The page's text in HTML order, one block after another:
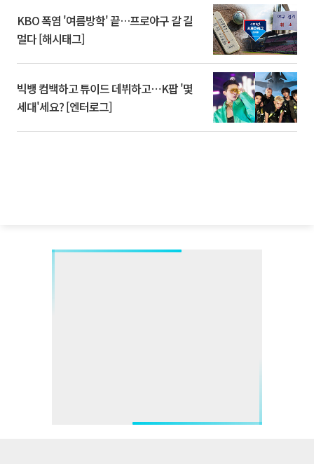
KBO 폭염 '여름방학' 끝…프로야구 갈 길
멀다 [해시태그]
빅뱅 컴백하고 튜이드 데뷔하고⋯K팝 '몇
세대'세요? [엔터로그]